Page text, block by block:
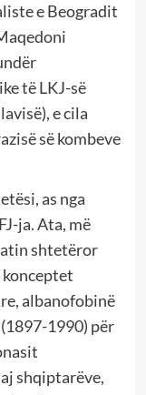
e Beogradit
të LKJ-së
e cila
së kombeve
as nga
ja. Ata, më
shtetëror
albanofobinë
1990) për
shqiptarëve,